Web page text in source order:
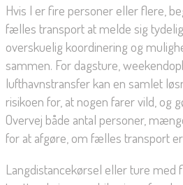
Hvis I er fire personer eller flere,
fælles transport at melde sig
overskuelig koordinering og
sammen. For dagsture,
lufthavnstransfer kan en samlet
risikoen for, at nogen farer vild, og
Overvej både antal personer,
for at afgøre, om fælles transport
Langdistancekørsel eller ture med